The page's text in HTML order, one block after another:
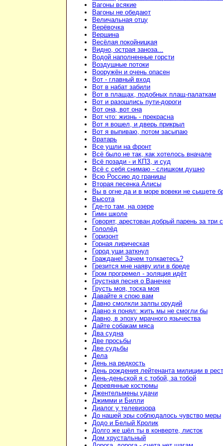
Вагоны всякие
Вагоны не обедают
Величальная отцу
Верёвочка
Вершина
Весёлая покойницкая
Видно, острая заноза...
Водой наполненные горсти
Воздушные потоки
Вооружён и очень опасен
Вот - главный вход
Вот в набат забили
Вот в плащах, подобных плащ-палаткам
Вот и разошлись пути-дороги
Вот она, вот она
Вот что: жизнь - прекрасна
Вот я вошел, и дверь прикрыл
Вот я выпиваю, потом засыпаю
Вратарь
Все ушли на фронт
Всё было не так, как хотелось вначале
Всё позади - и КПЗ, и суд
Всё с себя снимаю - слишком душно
Всю Россию до границы
Вторая песенка Алисы
Вы в огне да и в море вовеки не сыщете
Высота
Где-то там, на озере
Гимн школе
Говорят, арестован добрый парень за три
Гололёд
Горизонт
Горная лирическая
Город уши заткнул
Граждане! Зачем толкаетесь?
Грезится мне наяву или в бреде
Гром прогремел - золяция идёт
Грустная песня о Ванечке
Грусть моя, тоска моя
Давайте я спою вам
Давно смолкли залпы орудий
Давно я понял: жить мы не смогли бы
Давно, в эпоху мрачного язычества
Дайте собакам мяса
Два судна
Две просьбы
Две судьбы
Дела
День на редкость
День рождения лейтенанта милиции в
День-деньской я с тобой, за тобой
Деревянные костюмы
Джентельмены удачи
Джимми и Билли
Диалог у телевизора
До нашей эры соблюдалось чувство меры
Додо и Белый Кролик
Долго же шёл ты в конверте, листок
Дом хрустальный